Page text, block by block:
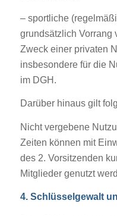
– sportliche
grundsätzlich Vorrang
Zweck einer privaten
insbesondere für die
im DGH.
Darüber hinaus gilt
Nicht vergebene
Zeiten können mit
des 2. Vorsitzenden
Mitglieder genutzt
4. Schlüsselgewalt